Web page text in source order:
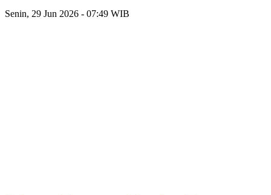
Senin, 29 Jun 2026 - 07:49 WIB